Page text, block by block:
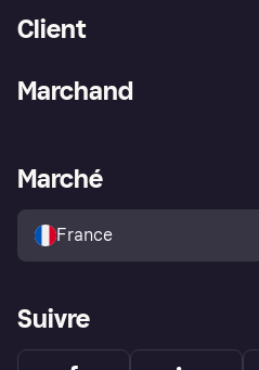
Client
Explorez les magasins
Politique de protection de
l’acheteur Klarna
Marchand
Portail Marchand
Marché
France
Suivre